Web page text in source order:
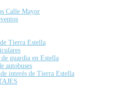
Calle Mayor
Tierra Estella
de guardia en Estella
autobuses
interés de Tierra Estella